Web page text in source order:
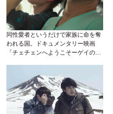
同性愛者というだけで家族に命を奪
われる国。ドキュメンタリー映画
「チェチェンへようこそーゲイの粛